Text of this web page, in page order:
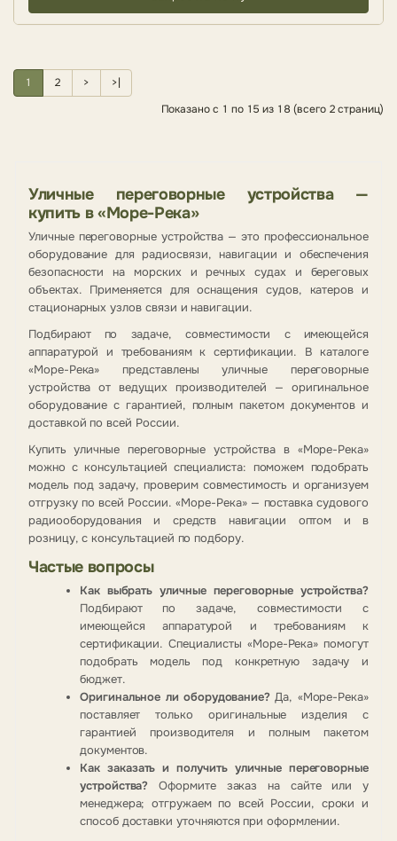
1 2 >
>|
Показано с 1 по 15 из 18 (всего 2 страниц)
Уличные переговорные устройства —
купить в «Море-Река»
Уличные переговорные устройства — это профессиональное
оборудование для радиосвязи, навигации и обеспечения
безопасности на морских и речных судах и береговых
объектах. Применяется для оснащения судов, катеров и
стационарных узлов связи и навигации.
Подбирают по задаче, совместимости с имеющейся
аппаратурой и требованиям к сертификации. В каталоге
«Море-Река» представлены уличные переговорные
устройства от ведущих производителей — оригинальное
оборудование с гарантией, полным пакетом документов и
доставкой по всей России.
Купить уличные переговорные устройства в «Море-Река»
можно с консультацией специалиста: поможем подобрать
модель под задачу, проверим совместимость и организуем
отгрузку по всей России. «Море-Река» — поставка судового
радиооборудования и средств навигации оптом и в
розницу, с консультацией по подбору.
Частые вопросы
Как выбрать уличные переговорные устройства?
Подбирают по задаче, совместимости с
имеющейся аппаратурой и требованиям к
сертификации. Специалисты «Море-Река» помогут
подобрать модель под конкретную задачу и
бюджет.
Оригинальное ли оборудование? Да, «Море-Река»
поставляет только оригинальные изделия с
гарантией производителя и полным пакетом
документов.
Как заказать и получить уличные переговорные
устройства? Оформите заказ на сайте или у
менеджера; отгружаем по всей России, сроки и
способ доставки уточняются при оформлении.